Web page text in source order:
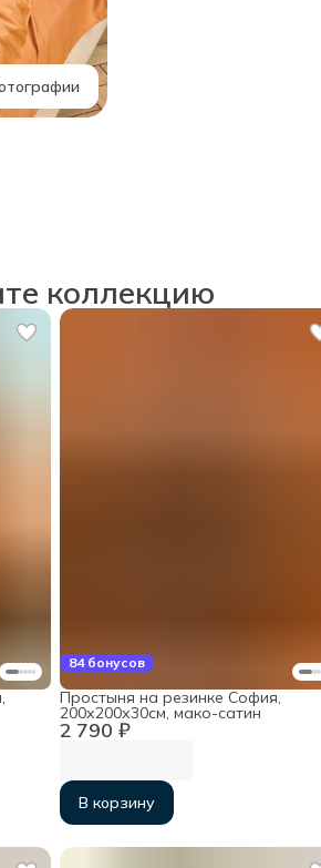
коллекцию
84 бонусов
2 790 ₽
Простыня на резинке София,
200х200х30см, мако-сатин
В корзину